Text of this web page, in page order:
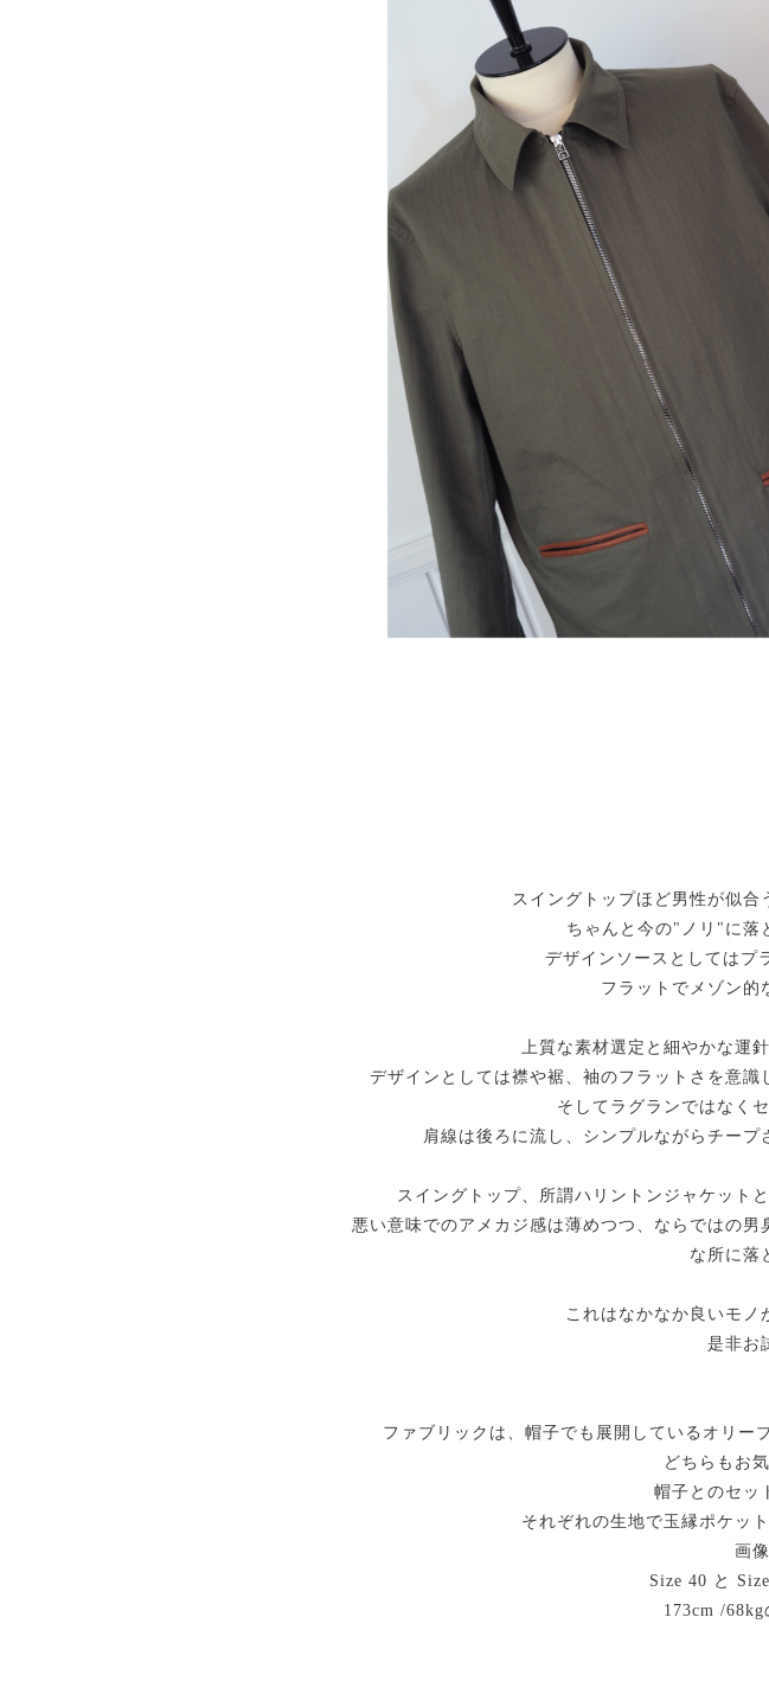
スイングトップほど男性が似合
ちゃんと今の"ノリ"に落
デザインソースとしてはプ
フラットでメゾン的
上質な素材選定と細やかな運
デザインとしては襟や裾、袖のフラットさを意識
そしてラグランではなく
肩線は後ろに流し、シンプルながらチープ
スイングトップ、所謂ハリントンジャケット
悪い意味でのアメカジ感は薄めつつ、ならではの
な所に落
これはなかなか良いモノ
是非お
ファブリックは、帽子でも展開しているオリー
どちらもお
帽子とのセッ
それぞれの生地で玉縁ポケッ
画
Size 40 と
173cm /68kg